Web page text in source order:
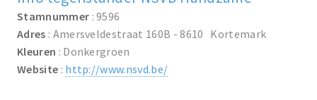
Stamnummer : 9596
Adres : Amersveldestraat 160B - 8610 Kortemark
Kleuren : Donkergroen
Website : http://www.nsvd.be/